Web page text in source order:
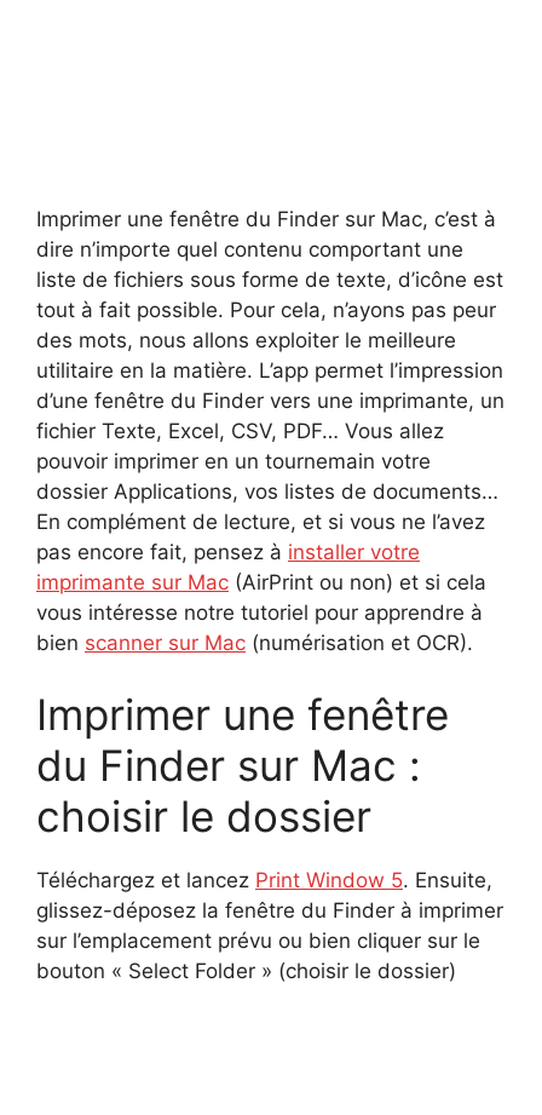
Imprimer une fenêtre du Finder sur Mac, c’est à
dire n’importe quel contenu comportant une
liste de fichiers sous forme de texte, d’icône est
tout à fait possible. Pour cela, n’ayons pas peur
des mots, nous allons exploiter le meilleure
utilitaire en la matière. L’app permet l’impression
d’une fenêtre du Finder vers une imprimante, un
fichier Texte, Excel, CSV, PDF… Vous allez
pouvoir imprimer en un tournemain votre
dossier Applications, vos listes de documents…
En complément de lecture, et si vous ne l’avez
pas encore fait, pensez à installer votre
imprimante sur Mac (AirPrint ou non) et si cela
vous intéresse notre tutoriel pour apprendre à
bien scanner sur Mac (numérisation et OCR).
Imprimer une fenêtre
du Finder sur Mac :
choisir le dossier
Téléchargez et lancez Print Window 5. Ensuite,
glissez-déposez la fenêtre du Finder à imprimer
sur l’emplacement prévu ou bien cliquer sur le
bouton « Select Folder » (choisir le dossier)